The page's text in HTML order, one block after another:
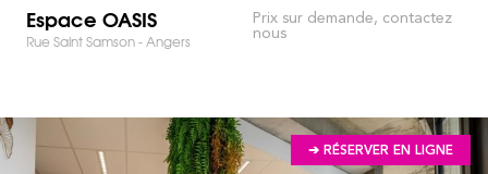
Espace OASIS
Rue Saint Samson - Angers
Prix sur demande, contactez
nous
➔ RÉSERVER EN LIGNE